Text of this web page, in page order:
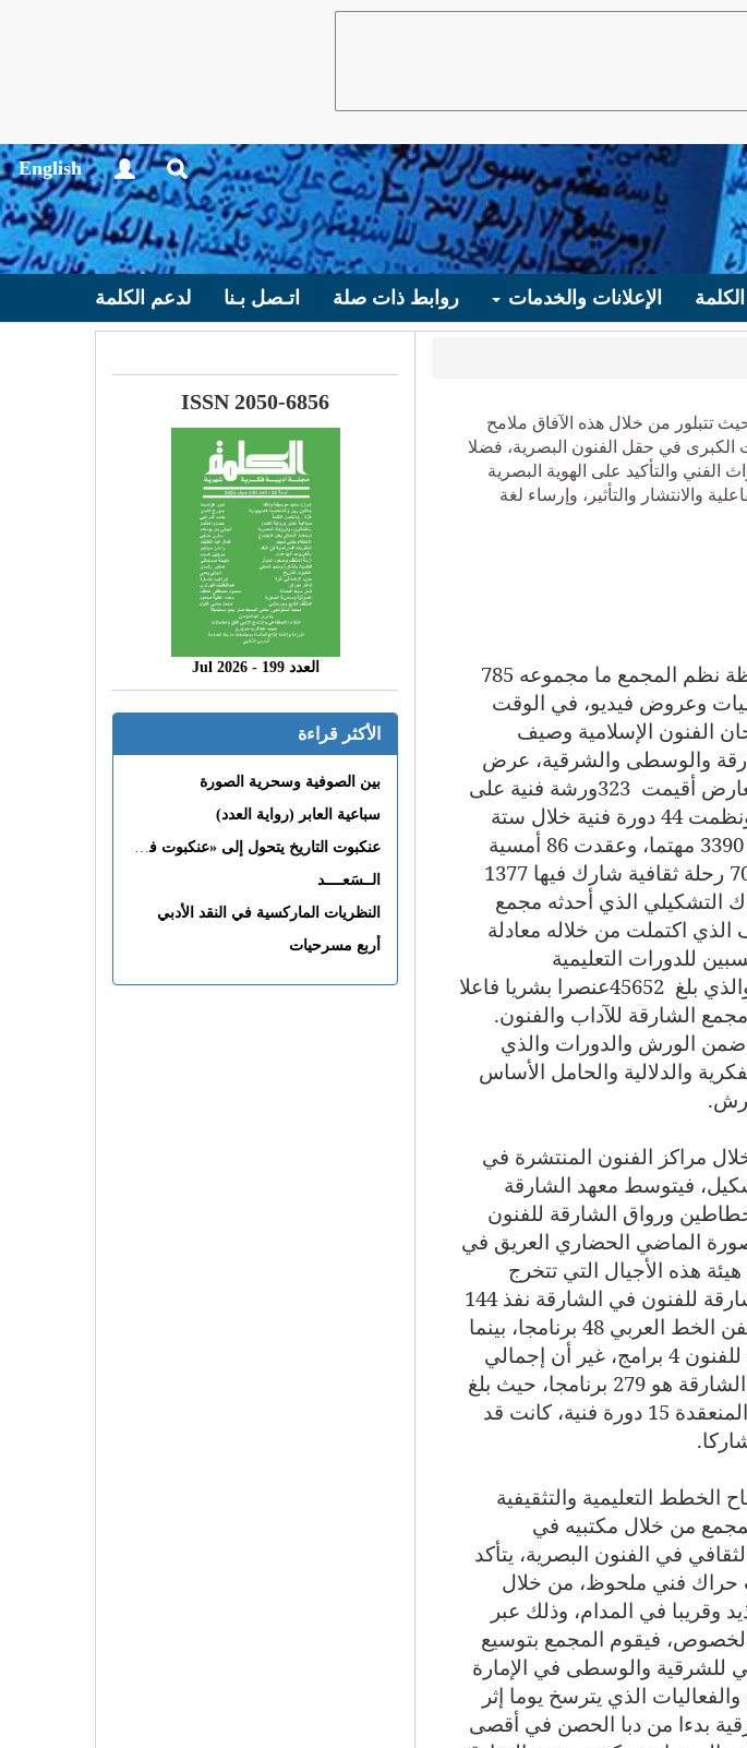
English
الإعلانات والخدمات روابط ذات صلة اتـصل بـنا لدعم الكلمة
تتبلور من خلال هذه الآفاق ملامح
في حقل الفنون البصرية، فضلا
الفني والتأكيد على الهوية البصرية
والانتشار والتأثير، وإرساء لغة
وخلال النصف الأول من العام الحالي أي منذ إحداث المجمع وحتى اللحظة نظم المجمع ما مجموعه 785
وعروض فيديو، في الوقت
الفنون الإسلامية وصيف
والوسطى والشرقية، عرض
323ورشة فنية على
امتداد مراكز المجمع المنتشرة، استقطبت هذه الورش 9257 مشاركا، ونظمت 44 دورة فنية خلال ستة
ندوة ومحاضرة حضرها 3390 مهتما، وعقدت 86 أمسية
تمت فيها عروض الفيديو بلغ فيها الحضور 2412 شخصا، كذلك أقيمت 702 رحلة ثقافية شارك فيها 1377
التشكيلي الذي أحدثه مجمع
اكتملت من خلاله معادلة
للدورات التعليمية
بلغ 45652عنصرا بشريا فاعلا
الشارقة للآداب والفنون.
ضمن الورش والدورات والذي
الفنية والفكرية والدلالية والحامل الأساس
.
مراكز الفنون المنتشرة في
فيتوسط معهد الشارقة
ورواق الشارقة للفنون
صورة الماضي الحضاري العريق في
هذه الأجيال التي تتخرج
باستمرار من هذه المرافق الفنية التابعة للمجمع، ويذكر هنا أن معهد الشارقة للفنون في الشارقة نفذ 144
برنامجا خلال الأشهر الستة الأخيرة، وبالتزامن معه أنجز مركز الشارقة لفن الخط العربي 48 برنامجا، بينما
أنجز مركز الحمرية للفنون 83 برنامجا لهذه الفترة، وأنجز رواق الشارقة للفنون 4 برامج، غير أن إجمالي
برامج مجمع الشارقة للآداب والفنون ضمن مرافقه المذكورة في مدينة الشارقة هو 279 برنامجا، حيث بلغ
عدد المعارض الفنية 10 معارض، حضرها 6970 زائرا، وبلغ عدد الدورات المنعقدة 15 دورة فنية، كانت قد
.
الخطط التعليمية والتثقيفية
من خلال مكتبيه في
في الفنون البصرية، يتأكد
حراك فني ملحوظ، من خلال
وقريبا في المدام، وذلك عبر
فيقوم المجمع بتوسيع
للشرقية والوسطى في الإمارة
الذي يترسخ يوما إثر
بدءا من دبا الحصن في أقصى
ISSN 2050-6856
العدد 199 - 2026 Jul
الأكثر قراءة
بين الصوفية وسحرية الصورة
سباعية العابر (رواية العدد)
عنكبوت التاريخ يتحول إلى «عنكبوت فى القلب»
الــسَعــــد
النظريات الماركسية في النقد الأدبي
أربع مسرحيات